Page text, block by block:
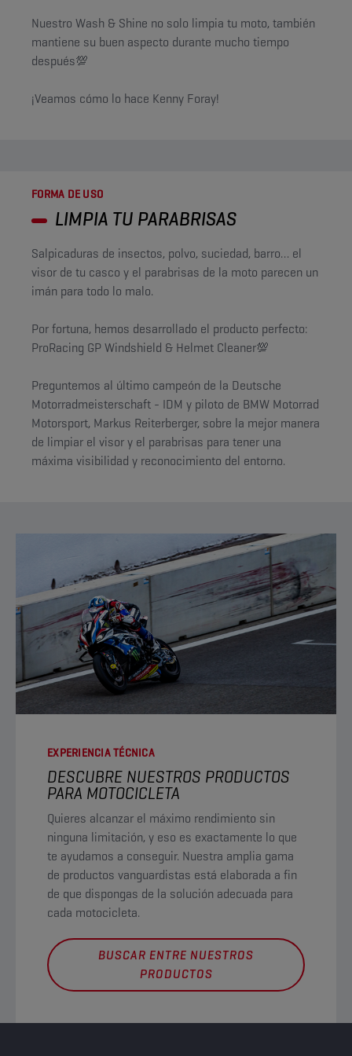
Nuestro Wash & Shine no solo limpia tu moto, también
mantiene su buen aspecto durante mucho tiempo
después💯
¡Veamos cómo lo hace Kenny Foray!
FORMA DE USO
LIMPIA TU PARABRISAS
Salpicaduras de insectos, polvo, suciedad, barro… el
visor de tu casco y el parabrisas de la moto parecen un
imán para todo lo malo.
Por fortuna, hemos desarrollado el producto perfecto:
ProRacing GP Windshield & Helmet Cleaner💯
Preguntemos al último campeón de la Deutsche
Motorradmeisterschaft - IDM y piloto de BMW Motorrad
Motorsport, Markus Reiterberger, sobre la mejor manera
de limpiar el visor y el parabrisas para tener una
máxima visibilidad y reconocimiento del entorno.
EXPERIENCIA TÉCNICA
DESCUBRE NUESTROS PRODUCTOS
PARA MOTOCICLETA
Quieres alcanzar el máximo rendimiento sin
ninguna limitación, y eso es exactamente lo que
te ayudamos a conseguir. Nuestra amplia gama
de productos vanguardistas está elaborada a fin
de que dispongas de la solución adecuada para
cada motocicleta.
BUSCAR ENTRE NUESTROS
PRODUCTOS